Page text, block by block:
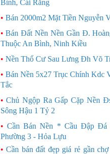
Bình, Cái Răng
• Bán 2000m2 Mặt Tiền Nguyễn
•Bán Đất Nền Nền Gần Đ.
Thuộc An Bình, Ninh Kiều
• Nền Thổ Cư Sau Lưng Đh Võ
• Bán Nền 5x27 Trục Chính Kdc
Tắc
•Chủ Ngộp Ra Gấp Cặp Nền
Sông Hậu 1 Tỷ 2
• Cần Bán Nền * Cầu Đập Đá
Phường 3 - Hỏa Lựu
•Cần bán đất đẹp giá rẻ gần